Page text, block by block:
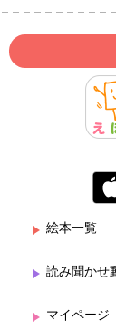
絵本一覧
読み聞かせ
マイページ